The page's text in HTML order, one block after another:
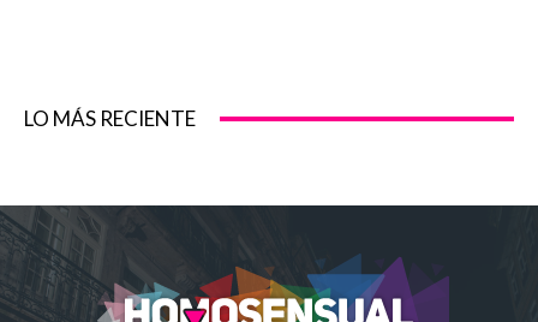
LO MÁS RECIENTE